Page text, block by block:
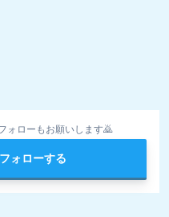
ォローもお願いします🙇
ォローする